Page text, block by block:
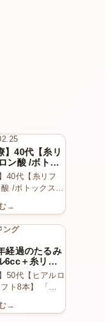
】40代【糸リ
ン酸 /ボトッ
40代【糸リフ
/ボトックス】
→
ング
経過のたるみ
6cc＋糸リフ
ネーション
50代【ヒアルロ
ト8本】 「も
…」「たるみは
ないんでし
→